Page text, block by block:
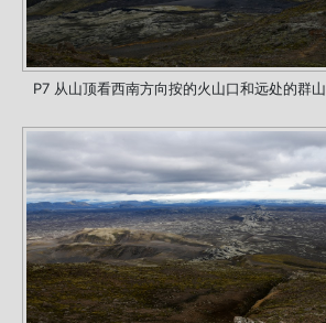
P7 从山顶看西南方向按的火山口和远处的群山